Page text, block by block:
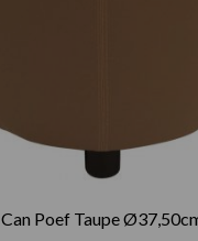
Can Poef Taupe